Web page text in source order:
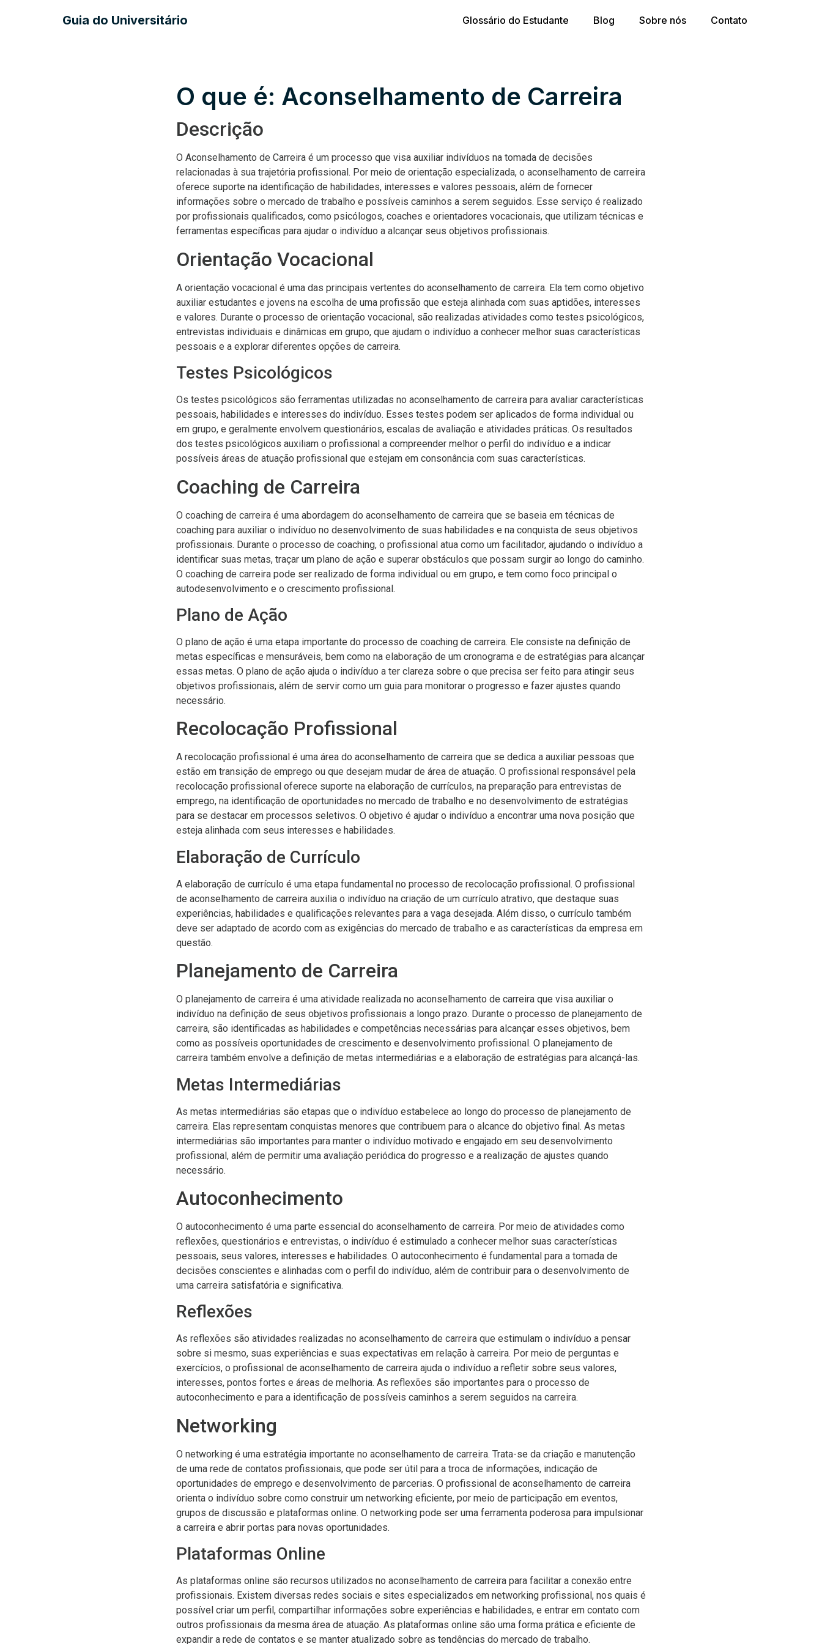
Guia do Universitário Glossário do Estudante Blog Sobre nós Contato
O que é: Aconselhamento de Carreira
Descrição
O Aconselhamento de Carreira é um processo que visa auxiliar indivíduos na tomada de decisões
relacionadas à sua trajetória profissional. Por meio de orientação especializada, o aconselhamento de carreira
oferece suporte na identificação de habilidades, interesses e valores pessoais, além de fornecer
informações sobre o mercado de trabalho e possíveis caminhos a serem seguidos. Esse serviço é realizado
por profissionais qualificados, como psicólogos, coaches e orientadores vocacionais, que utilizam técnicas e
ferramentas específicas para ajudar o indivíduo a alcançar seus objetivos profissionais.
Orientação Vocacional
A orientação vocacional é uma das principais vertentes do aconselhamento de carreira. Ela tem como objetivo
auxiliar estudantes e jovens na escolha de uma profissão que esteja alinhada com suas aptidões, interesses
e valores. Durante o processo de orientação vocacional, são realizadas atividades como testes psicológicos,
entrevistas individuais e dinâmicas em grupo, que ajudam o indivíduo a conhecer melhor suas características
pessoais e a explorar diferentes opções de carreira.
Testes Psicológicos
Os testes psicológicos são ferramentas utilizadas no aconselhamento de carreira para avaliar características
pessoais, habilidades e interesses do indivíduo. Esses testes podem ser aplicados de forma individual ou
em grupo, e geralmente envolvem questionários, escalas de avaliação e atividades práticas. Os resultados
dos testes psicológicos auxiliam o profissional a compreender melhor o perfil do indivíduo e a indicar
possíveis áreas de atuação profissional que estejam em consonância com suas características.
Coaching de Carreira
O coaching de carreira é uma abordagem do aconselhamento de carreira que se baseia em técnicas de
coaching para auxiliar o indivíduo no desenvolvimento de suas habilidades e na conquista de seus objetivos
profissionais. Durante o processo de coaching, o profissional atua como um facilitador, ajudando o indivíduo a
identificar suas metas, traçar um plano de ação e superar obstáculos que possam surgir ao longo do caminho.
O coaching de carreira pode ser realizado de forma individual ou em grupo, e tem como foco principal o
autodesenvolvimento e o crescimento profissional.
Plano de Ação
O plano de ação é uma etapa importante do processo de coaching de carreira. Ele consiste na definição de
metas específicas e mensuráveis, bem como na elaboração de um cronograma e de estratégias para alcançar
essas metas. O plano de ação ajuda o indivíduo a ter clareza sobre o que precisa ser feito para atingir seus
objetivos profissionais, além de servir como um guia para monitorar o progresso e fazer ajustes quando
necessário.
Recolocação Profissional
A recolocação profissional é uma área do aconselhamento de carreira que se dedica a auxiliar pessoas que
estão em transição de emprego ou que desejam mudar de área de atuação. O profissional responsável pela
recolocação profissional oferece suporte na elaboração de currículos, na preparação para entrevistas de
emprego, na identificação de oportunidades no mercado de trabalho e no desenvolvimento de estratégias
para se destacar em processos seletivos. O objetivo é ajudar o indivíduo a encontrar uma nova posição que
esteja alinhada com seus interesses e habilidades.
Elaboração de Currículo
A elaboração de currículo é uma etapa fundamental no processo de recolocação profissional. O profissional
de aconselhamento de carreira auxilia o indivíduo na criação de um currículo atrativo, que destaque suas
experiências, habilidades e qualificações relevantes para a vaga desejada. Além disso, o currículo também
deve ser adaptado de acordo com as exigências do mercado de trabalho e as características da empresa em
questão.
Planejamento de Carreira
O planejamento de carreira é uma atividade realizada no aconselhamento de carreira que visa auxiliar o
indivíduo na definição de seus objetivos profissionais a longo prazo. Durante o processo de planejamento de
carreira, são identificadas as habilidades e competências necessárias para alcançar esses objetivos, bem
como as possíveis oportunidades de crescimento e desenvolvimento profissional. O planejamento de
carreira também envolve a definição de metas intermediárias e a elaboração de estratégias para alcançá-las.
Metas Intermediárias
As metas intermediárias são etapas que o indivíduo estabelece ao longo do processo de planejamento de
carreira. Elas representam conquistas menores que contribuem para o alcance do objetivo final. As metas
intermediárias são importantes para manter o indivíduo motivado e engajado em seu desenvolvimento
profissional, além de permitir uma avaliação periódica do progresso e a realização de ajustes quando
necessário.
Autoconhecimento
O autoconhecimento é uma parte essencial do aconselhamento de carreira. Por meio de atividades como
reflexões, questionários e entrevistas, o indivíduo é estimulado a conhecer melhor suas características
pessoais, seus valores, interesses e habilidades. O autoconhecimento é fundamental para a tomada de
decisões conscientes e alinhadas com o perfil do indivíduo, além de contribuir para o desenvolvimento de
uma carreira satisfatória e significativa.
Reflexões
As reflexões são atividades realizadas no aconselhamento de carreira que estimulam o indivíduo a pensar
sobre si mesmo, suas experiências e suas expectativas em relação à carreira. Por meio de perguntas e
exercícios, o profissional de aconselhamento de carreira ajuda o indivíduo a refletir sobre seus valores,
interesses, pontos fortes e áreas de melhoria. As reflexões são importantes para o processo de
autoconhecimento e para a identificação de possíveis caminhos a serem seguidos na carreira.
Networking
O networking é uma estratégia importante no aconselhamento de carreira. Trata-se da criação e manutenção
de uma rede de contatos profissionais, que pode ser útil para a troca de informações, indicação de
oportunidades de emprego e desenvolvimento de parcerias. O profissional de aconselhamento de carreira
orienta o indivíduo sobre como construir um networking eficiente, por meio de participação em eventos,
grupos de discussão e plataformas online. O networking pode ser uma ferramenta poderosa para impulsionar
a carreira e abrir portas para novas oportunidades.
Plataformas Online
As plataformas online são recursos utilizados no aconselhamento de carreira para facilitar a conexão entre
profissionais. Existem diversas redes sociais e sites especializados em networking profissional, nos quais é
possível criar um perfil, compartilhar informações sobre experiências e habilidades, e entrar em contato com
outros profissionais da mesma área de atuação. As plataformas online são uma forma prática e eficiente de
expandir a rede de contatos e se manter atualizado sobre as tendências do mercado de trabalho.